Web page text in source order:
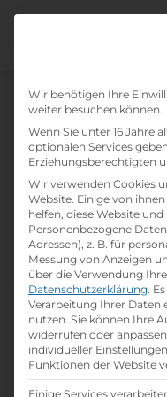
deine
calendar_month13. Oktober 2025
personLehrlingsportal.at
Wir benötigen Ihre
weiter besuchen können.
Wenn Sie unter 16 Jahre
optionalen Services
Erziehungsberechtigten
Wir verwenden Cookies
Website. Einige von
helfen, diese Website
Personenbezogene
Adressen), z. B. für
Messung von Anzeigen
über die Verwendung
Datenschutzerklärung.
Verarbeitung Ihrer Daten
nutzen. Sie können Ihre
widerrufen oder
individueller
Funktionen der Website
Einige Services